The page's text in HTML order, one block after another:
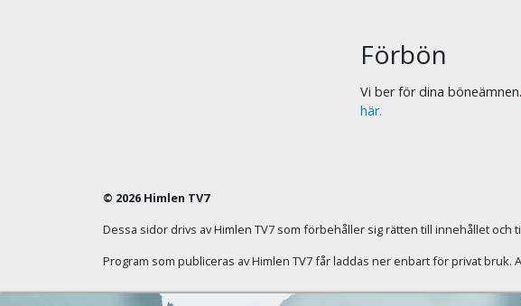
Förbön
Vi ber för dina böneämnen.
här.
© 2026 Himlen TV7
Dessa sidor drivs av Himlen TV7 som förbehåller sig rätten till innehållet och
Program som publiceras av Himlen TV7 får laddas ner enbart för privat